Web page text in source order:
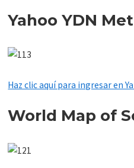
Yahoo YDN
Haz clic aquí para ingresar en
World Map of